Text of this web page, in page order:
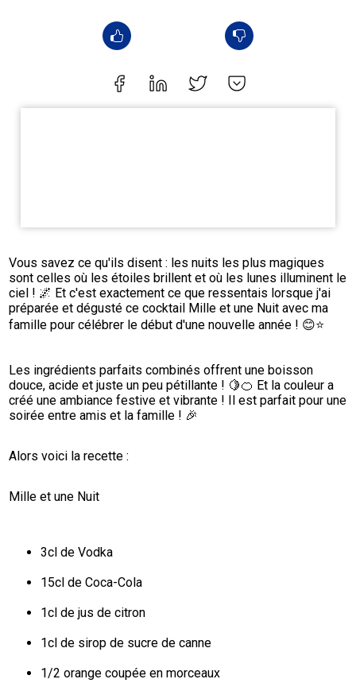
Vous savez ce qu'ils disent : les nuits les plus magiques
sont celles où les étoiles brillent et où les lunes illuminent le
ciel ! 🌌 Et c'est exactement ce que ressentais lorsque j'ai
préparée et dégusté ce cocktail Mille et une Nuit avec ma
famille pour célébrer le début d'une nouvelle année ! 😊⭐️
Les ingrédients parfaits combinés offrent une boisson
douce, acide et juste un peu pétillante ! 🍋🍊 Et la couleur a
créé une ambiance festive et vibrante ! Il est parfait pour une
soirée entre amis et la famille ! 🎉
Alors voici la recette :
Mille et une Nuit
3cl de Vodka
15cl de Coca-Cola
1cl de jus de citron
1cl de sirop de sucre de canne
1/2 orange coupée en morceaux